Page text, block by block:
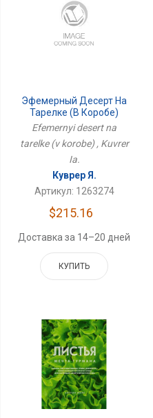
Эфемерный Десерт На
Тарелке (в Коробе)
Efemernyi desert na
tarelke (v korobe) , Kuvrer
Ia.
Куврер Я.
Артикул: 1263274
$215.16
Доставка за 14–20 дней
КУПИТЬ